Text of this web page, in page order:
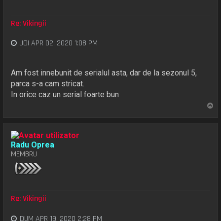
Re: Vikingii
JOI APR 02, 2020 1:08 PM
Am fost innebunit de serialul asta, dar de la sezonul 5,
parca s-a cam stricat.
In orice caz un serial foarte bun
Radu Oprea
MEMBRU
Re: Vikingii
DUM APR 19, 2020 2:28 PM